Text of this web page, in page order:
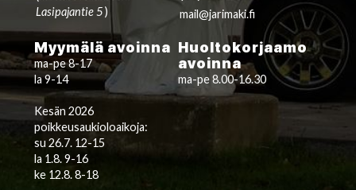
Lasipajantie 5) mail@jarimaki.fi
Myymälä avoinna
ma-pe 8-17
la 9-14
Kesän 2026
poikkeusaukioloaikoja:
su 26.7. 12-15
la 1.8. 9-16
ke 12.8. 8-18
Huoltokorjaamo
avoinna
ma-pe 8.00-16.30